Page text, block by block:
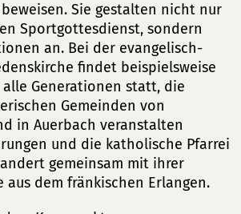
Sie gestalten nicht nur
Sportgottesdienst, sondern
an. Bei der evangelisch-
findet beispielsweise
Generationen statt, die
Gemeinden von
in Auerbach veranstalten
und die katholische Pfarrei
gemeinsam mit ihrer
aus dem fränkischen Erlangen.